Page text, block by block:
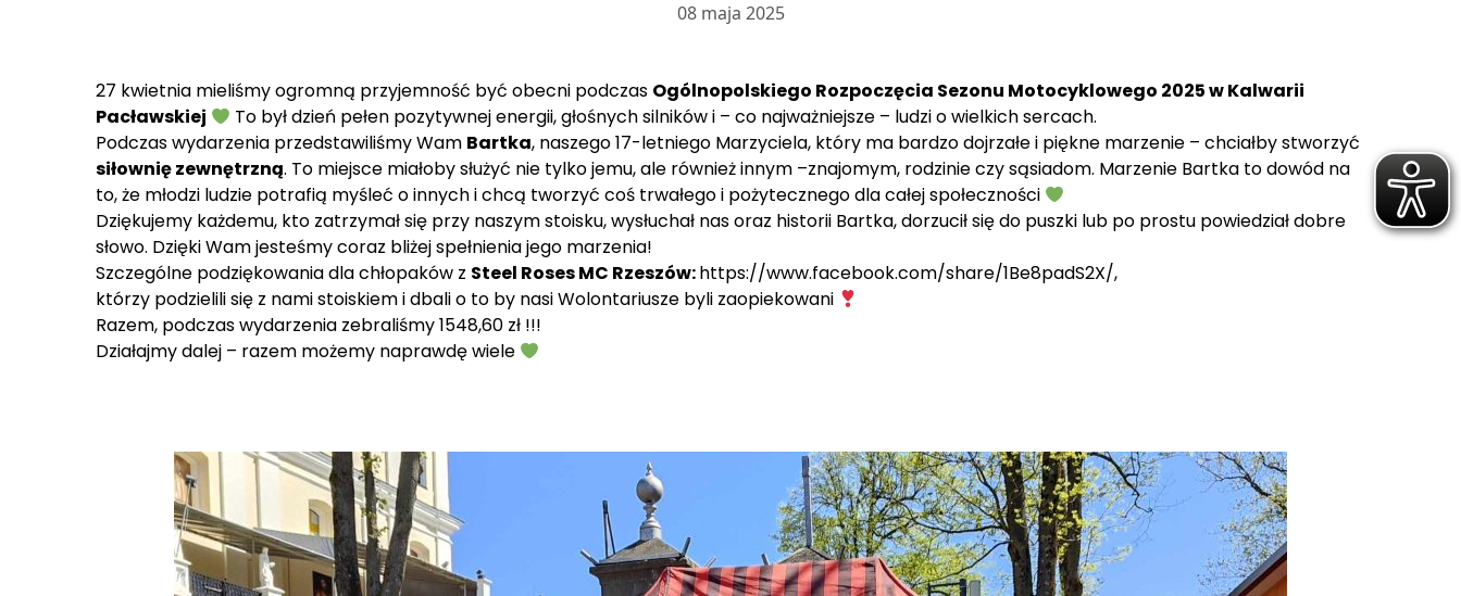
08 maja 2025
27 kwietnia mieliśmy ogromną przyjemność być obecni podczas Ogólnopolskiego Rozpoczęcia Sezonu Motocyklowego 2025 w Kalwarii
Pacławskiej
To był dzień pełen pozytywnej energii, głośnych silników i – co najważniejsze – ludzi o wielkich sercach.
Podczas wydarzenia przedstawiliśmy Wam Bartka, naszego 17-letniego Marzyciela, który ma bardzo dojrzałe i piękne marzenie – chciałby stworzyć
siłownię zewnętrzną. To miejsce miałoby służyć nie tylko jemu, ale również innym –znajomym, rodzinie czy sąsiadom. Marzenie Bartka to dowód na
to, że młodzi ludzie potrafią myśleć o innych i chcą tworzyć coś trwałego i pożytecznego dla całej społeczności
Dziękujemy każdemu, kto zatrzymał się przy naszym stoisku, wysłuchał nas oraz historii Bartka, dorzucił się do puszki lub po prostu powiedział dobre
słowo. Dzięki Wam jesteśmy coraz bliżej spełnienia jego marzenia!
Szczególne podziękowania dla chłopaków z Steel Roses MC Rzeszów:https://www.facebook.com/share/1Be8padS2X/,
którzy podzielili się z nami stoiskiem i dbali o to by nasi Wolontariusze byli zaopiekowani
Razem, podczas wydarzenia zebraliśmy 1548,60 zł !!!
Działajmy dalej – razem możemy naprawdę wiele